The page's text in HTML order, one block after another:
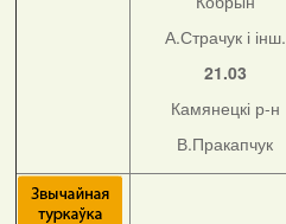
А.Страчук і інш.
21.03
Камянецкі р-н
В.Пракапчук